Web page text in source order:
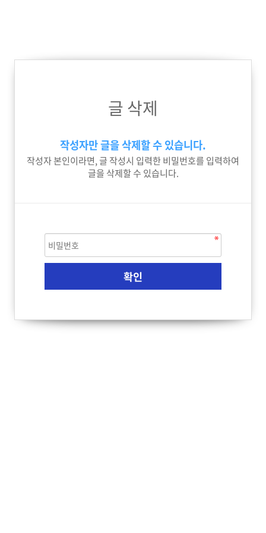
글 삭제
작성자만 글을 삭제할 수 있습니다.
작성자 본인이라면, 글 작성시 입력한 비밀번호를 입력하여
글을 삭제할 수 있습니다.